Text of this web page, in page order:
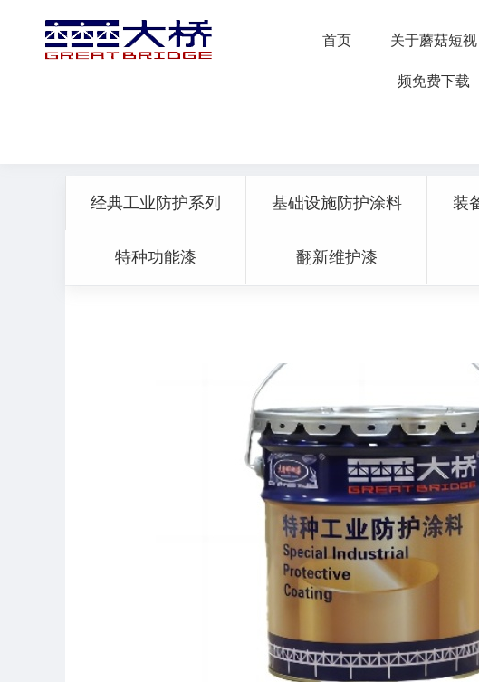
蘑菇短视频免费下载,蘑菇TV免费入
首页 关于蘑菇短视
频免费下载
经典工业防护系列 基础设施防护涂料 装
特种功能漆 翻新维护漆